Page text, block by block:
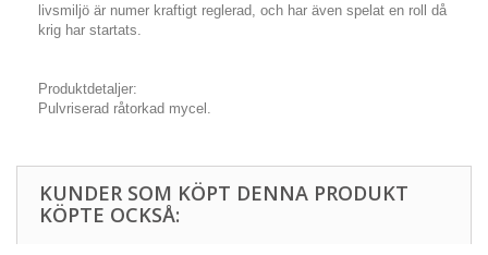
livsmiljö är numer kraftigt reglerad, och har även spelat en roll då
krig har startats.
Produktdetaljer:
Pulvriserad råtorkad mycel.
KUNDER SOM KÖPT DENNA PRODUKT
KÖPTE OCKSÅ: